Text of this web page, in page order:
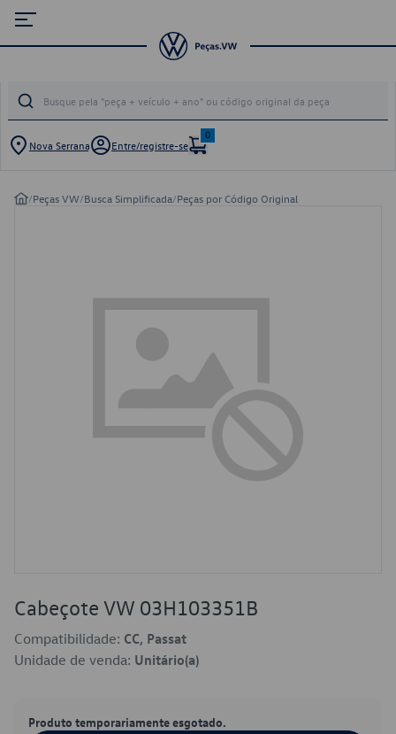
Nova Serrana Entre/registre-se
0
/Peças VW/Busca Simplificada/Peças por Código Original
Cabeçote VW 03H103351B
Compatibilidade: CC, Passat
Unidade de venda: Unitário(a)
Produto temporariamente esgotado.